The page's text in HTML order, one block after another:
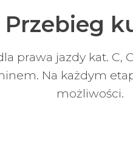
Przebieg
jazdy kat. C,
Na każdym
możliwości.